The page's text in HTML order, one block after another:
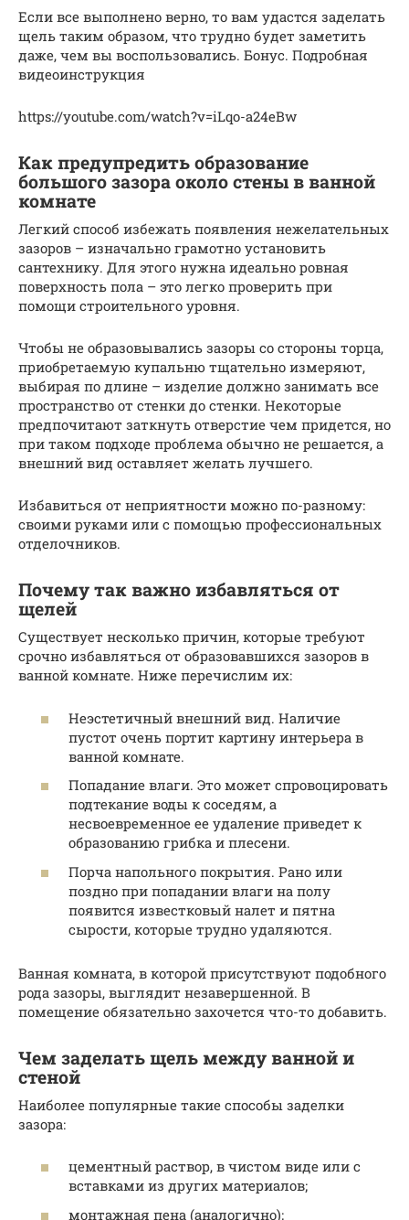
Если все выполнено верно, то вам удастся заделать
щель таким образом, что трудно будет заметить
даже, чем вы воспользовались. Бонус. Подробная
видеоинструкция
https://youtube.com/watch?v=iLqo-a24eBw
Как предупредить образование
большого зазора около стены в ванной
комнате
Легкий способ избежать появления нежелательных
зазоров – изначально грамотно установить
сантехнику. Для этого нужна идеально ровная
поверхность пола – это легко проверить при
помощи строительного уровня.
Чтобы не образовывались зазоры со стороны торца,
приобретаемую купальню тщательно измеряют,
выбирая по длине – изделие должно занимать все
пространство от стенки до стенки. Некоторые
предпочитают заткнуть отверстие чем придется, но
при таком подходе проблема обычно не решается, а
внешний вид оставляет желать лучшего.
Избавиться от неприятности можно по-разному:
своими руками или с помощью профессиональных
отделочников.
Почему так важно избавляться от
щелей
Существует несколько причин, которые требуют
срочно избавляться от образовавшихся зазоров в
ванной комнате. Ниже перечислим их:
Неэстетичный внешний вид. Наличие
пустот очень портит картину интерьера в
ванной комнате.
Попадание влаги. Это может спровоцировать
подтекание воды к соседям, а
несвоевременное ее удаление приведет к
образованию грибка и плесени.
Порча напольного покрытия. Рано или
поздно при попадании влаги на полу
появится известковый налет и пятна
сырости, которые трудно удаляются.
Ванная комната, в которой присутствуют подобного
рода зазоры, выглядит незавершенной. В
помещение обязательно захочется что-то добавить.
Чем заделать щель между ванной и
стеной
Наиболее популярные такие способы заделки
зазора:
цементный раствор, в чистом виде или с
вставками из других материалов;
монтажная пена (аналогично);